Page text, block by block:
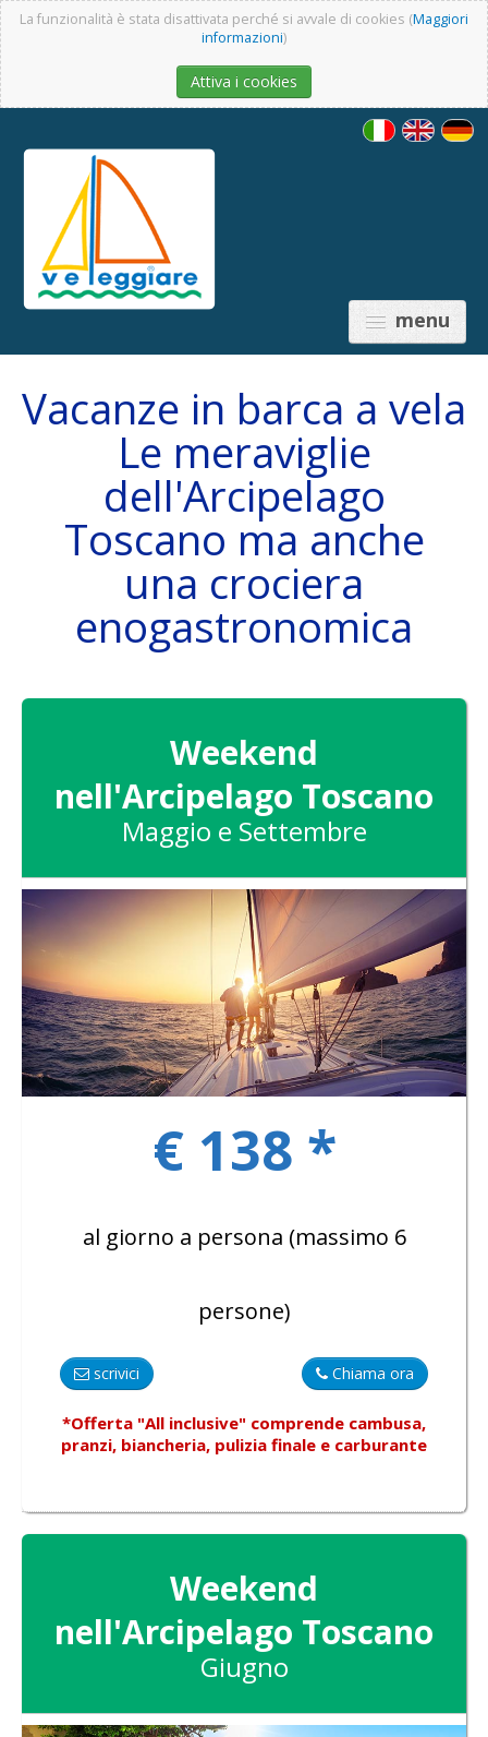
La funzionalità è stata disattivata perché si avvale di cookies (Maggiori
informazioni)
Attiva i cookies
menu
PREISE
DAS SCHIFF
ATTIVITÀ
SKIPPER
GALLERY
Vacanze in barca a vela
Le meraviglie
dell'Arcipelago
Toscano ma anche
una crociera
enogastronomica
Weekend
nell'Arcipelago Toscano
Maggio e Settembre
€ 138 *
al giorno a persona (massimo 6
persone)
Chiama ora
scrivici
*Offerta "All inclusive" comprende cambusa,
pranzi, biancheria, pulizia finale e carburante
Weekend
nell'Arcipelago Toscano
Giugno